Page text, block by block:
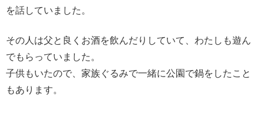
を話していました。
その人は父と良くお酒を飲んだりしていて、わたしも遊ん
でもらっていました。
子供もいたので、家族ぐるみで一緒に公園で鍋をしたこと
もあります。